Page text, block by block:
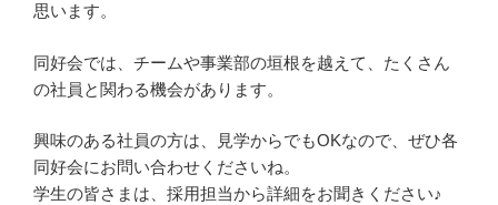
思います。
同好会では、チームや事業部の垣根を越えて、たくさん
の社員と関わる機会があります。
興味のある社員の方は、見学からでもOKなので、ぜひ各
同好会にお問い合わせくださいね。
学生の皆さまは、採用担当から詳細をお聞きください♪